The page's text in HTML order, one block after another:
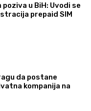
poziva u BiH: Uvodi se
prepaid SIM
da postane
kompanija na